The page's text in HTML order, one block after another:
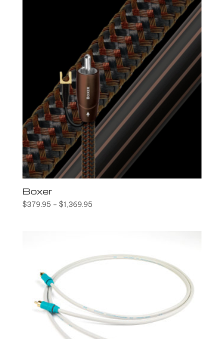
Boxer
$379.95 – $1,369.95